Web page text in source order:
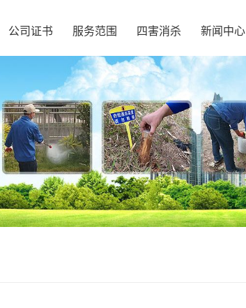
公司证书 服务范围 四害消杀 新闻中心